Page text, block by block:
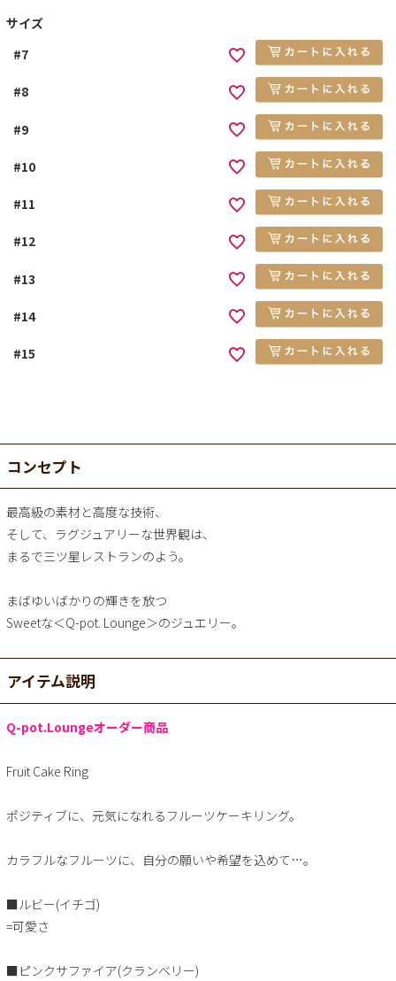
サイズ
#7
#8
#9
#10
#11
#12
#13
#14
#15
コンセプト
最高級の素材と高度な技術、
そして、ラグジュアリーな世界観は、
まるで三ツ星レストランのよう。
まばゆいばかりの輝きを放つ
Sweetな＜Q-pot. Lounge＞のジュエリー。
アイテム説明
Q-pot.Loungeオーダー商品
Fruit Cake Ring
ポジティブに、元気になれるフルーツケーキリング。
カラフルなフルーツに、自分の願いや希望を込めて…。
■ルビー(イチゴ)
=可愛さ
■ピンクサファイア(クランベリー)